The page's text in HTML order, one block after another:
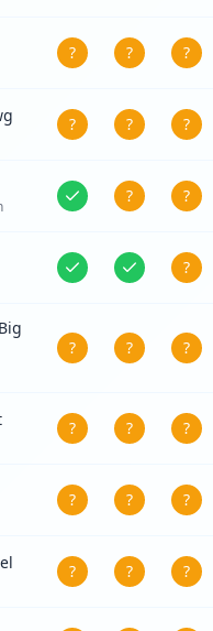
? ? ?
? ? ?
? ?
?
? ? ?
? ? ?
? ? ?
? ? ?